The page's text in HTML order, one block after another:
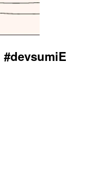
#devsumiE